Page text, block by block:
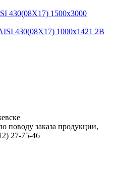
430(08X17) 1500х3000
430(08X17) 1000х1421 2B
поводу заказа продукции,
27-75-46